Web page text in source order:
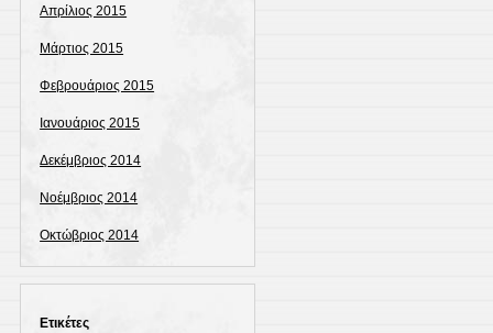
Απρίλιος 2015
Μάρτιος 2015
Φεβρουάριος 2015
Ιανουάριος 2015
Δεκέμβριος 2014
Νοέμβριος 2014
Οκτώβριος 2014
Ετικέτες